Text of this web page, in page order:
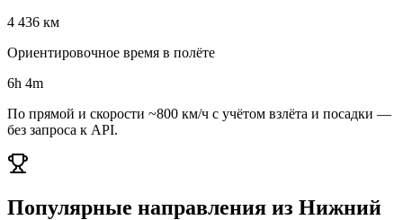
4 436 км
Ориентировочное время в полёте
6h 4m
По прямой и скорости ~800 км/ч с учётом взлёта и посадки —
без запроса к API.
Популярные направления из Нижний